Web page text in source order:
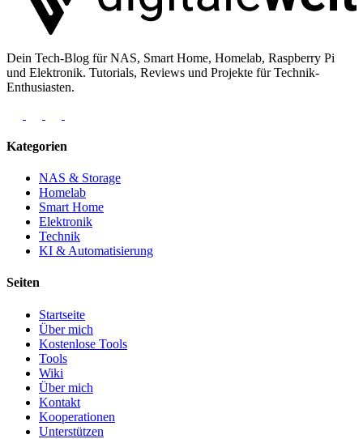
Dein Tech-Blog für NAS, Smart Home, Homelab, Raspberry Pi
und Elektronik. Tutorials, Reviews und Projekte für Technik-
Enthusiasten.
Kategorien
NAS & Storage
Homelab
Smart Home
Elektronik
Technik
KI & Automatisierung
Seiten
Startseite
Über mich
Kostenlose Tools
Tools
Wiki
Über mich
Kontakt
Kooperationen
Unterstützen